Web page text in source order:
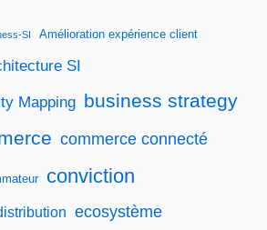
SI Amélioration expérience client
SI
Mapping business strategy
commerce connecté
conviction
ecosystème